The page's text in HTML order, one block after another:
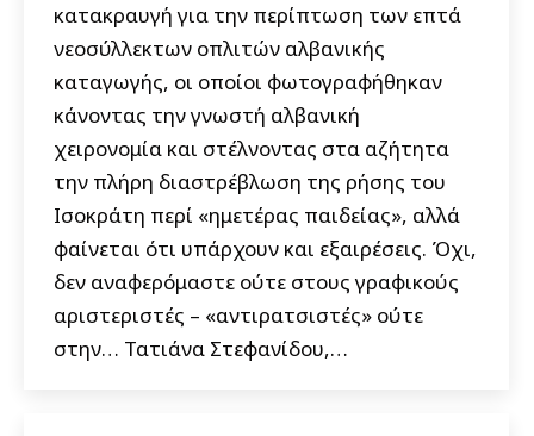
κατακραυγή για την περίπτωση των επτά
νεοσύλλεκτων οπλιτών αλβανικής
καταγωγής, οι οποίοι φωτογραφήθηκαν
κάνοντας την γνωστή αλβανική
χειρονομία και στέλνοντας στα αζήτητα
την πλήρη διαστρέβλωση της ρήσης του
Ισοκράτη περί «ημετέρας παιδείας», αλλά
φαίνεται ότι υπάρχουν και εξαιρέσεις. Όχι,
δεν αναφερόμαστε ούτε στους γραφικούς
αριστεριστές – «αντιρατσιστές» ούτε
στην… Τατιάνα Στεφανίδου,…